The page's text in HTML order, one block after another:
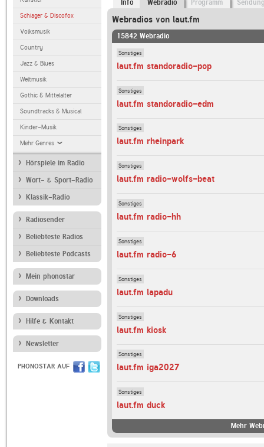
Schlager & Discofox
Volksmusik
Country
Jazz & Blues
Weltmusik
Gothic & Mittelalter
Soundtracks & Musical
Kinder-Musik
Mehr Genres
Hörspiele im Radio
Wort- & Sport-Radio
Klassik-Radio
Radiosender
Beliebteste Radios
Beliebteste Podcasts
Mein phonostar
Downloads
Hilfe & Kontakt
Newsletter
PHONOSTAR AUF
Info Webradio Programm
Webradios von laut.fm
15842 Webradio
Sonstiges
laut.fm standoradio-pop
Sonstiges
laut.fm standoradio-edm
Sonstiges
laut.fm rheinpark
Sonstiges
laut.fm radio-wolfs-beat
Sonstiges
laut.fm radio-hh
Sonstiges
laut.fm radio-6
Sonstiges
laut.fm lapadu
Sonstiges
laut.fm kiosk
Sonstiges
laut.fm iga2027
Sonstiges
laut.fm duck
Mehr